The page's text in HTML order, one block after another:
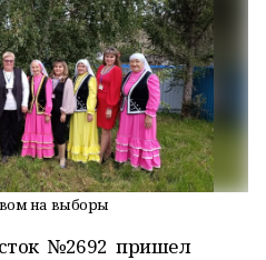
на выборы
№2692 пришел